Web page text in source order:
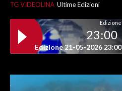
SPIAGGE
TG VIDEOLINA Ultime Edizioni
Edizione
23:00
Edizione 21-05-2026 23:00